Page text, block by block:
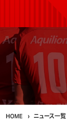
HOME ニュース一覧